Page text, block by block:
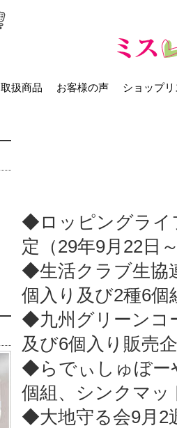
取扱商品 お客様の声 ショップ
◆ロッピングライ
定（29年9月22
◆生活クラブ生協
個入り及び2種6個
◆九州グリーンコ
及び6個入り販売
◆らでぃしゅぼー
個組、シンクマッ
◆大地守る会9月2